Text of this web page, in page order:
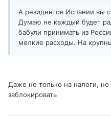
А резидентов Испании вы
Думаю не каждый будет
бабули принимать из
мелкие расходы. На
Даже не только на налоги,
заблокировать